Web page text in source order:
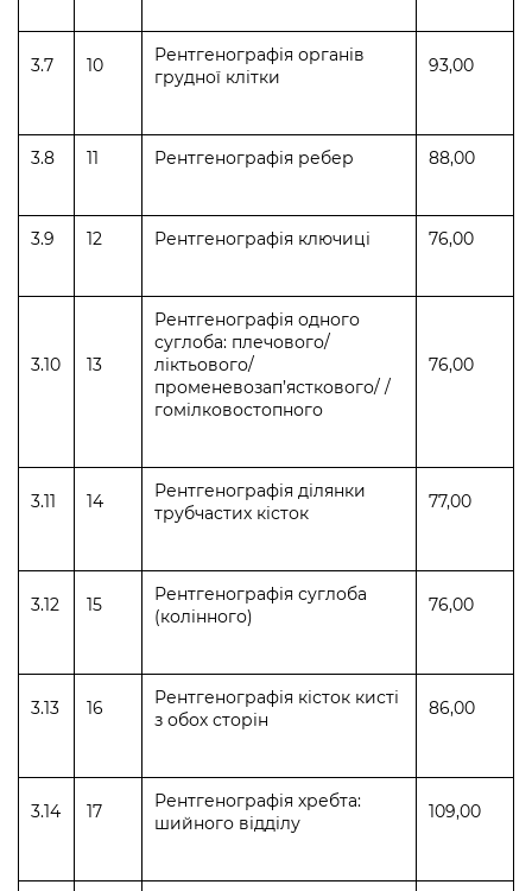
3.7 10
Рентгенографія органів
грудної клітки
93,00
3.8 11 Рентгенографія ребер 88,00
3.9 12 Рентгенографія ключиці 76,00
3.10 13
Рентгенографія одного
суглоба: плечового/
ліктьового/
променевозап’ясткового/ /
гомілковостопного
76,00
3.11 14
Рентгенографія ділянки
трубчастих кісток
77,00
3.12 15
Рентгенографія суглоба
(колінного)
76,00
3.13 16
Рентгенографія кісток кисті
з обох сторін
86,00
3.14 17
Рентгенографія хребта:
шийного відділу
109,00